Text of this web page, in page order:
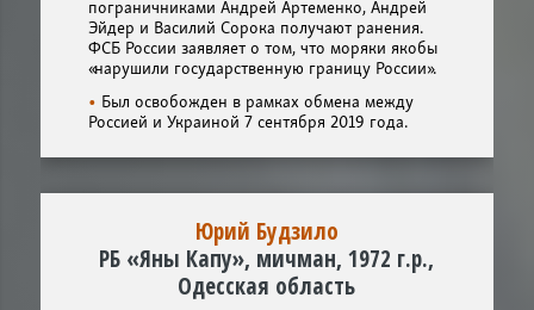
пограничниками Андрей Артеменко, Андрей
Эйдер и Василий Сорока получают ранения.
ФСБ России заявляет о том, что моряки якобы
«нарушили государственную границу России».
Был освобожден в рамках обмена между
Россией и Украиной 7 сентября 2019 года.
Юрий Будзило
РБ «Яны Капу», мичман, 1972 г.р.,
Одесская область